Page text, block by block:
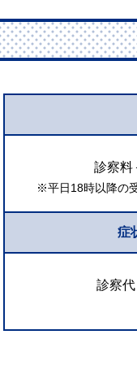
診察料
※平日18時以降の
症
診察代